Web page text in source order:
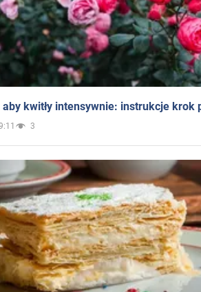
kwitły intensywnie: instrukcje krok
3